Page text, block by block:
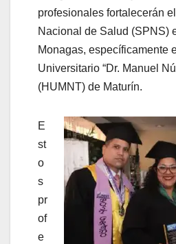
profesionales fortalecerán
Nacional de Salud (SPNS)
Monagas, específicamente
Universitario “Dr. Manuel
(HUMNT) de Maturín.
E
st
o
s
pr
of
e